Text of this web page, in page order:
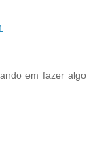
em fazer algo